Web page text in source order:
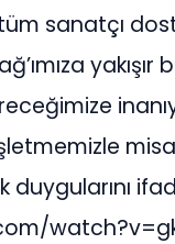
sanatçı
duygularını